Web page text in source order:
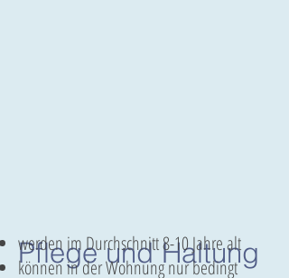
Pflege und Haltung
werden im Durchschnitt 8-10 Jahre alt
können in der Wohnung nur bedingt